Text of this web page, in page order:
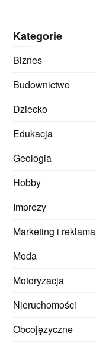
Kategorie
Biznes
Budownictwo
Dziecko
Edukacja
Geologia
Hobby
Imprezy
Marketing i reklama
Moda
Motoryzacja
Nieruchomości
Obcojęzyczne